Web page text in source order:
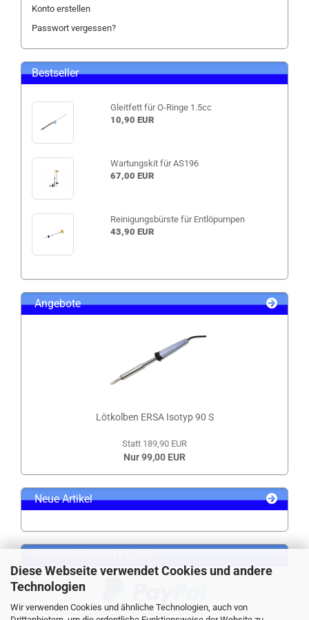
Diese Webseite verwendet Cookies und andere
Technologien
Wir verwenden Cookies und ähnliche Technologien, auch von
Konto erstellen
Passwort vergessen?
Bestseller
Gleitfett für O-Ringe 1.5cc
10,90 EUR
Wartungskit für AS196
67,00 EUR
Reinigungsbürste für Entlöpumpen
43,90 EUR
Angebote
Lötkolben ERSA Isotyp 90 S
Statt 189,90 EUR
Nur 99,00 EUR
Neue Artikel